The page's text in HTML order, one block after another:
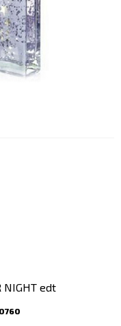
NIGHT edt